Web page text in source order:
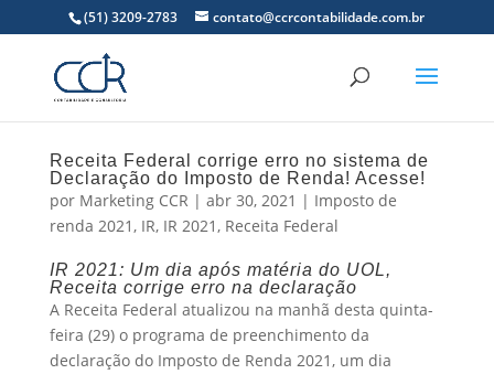
(51) 3209-2783 contato@ccrcontabilidade.com.br
Receita Federal corrige erro no sistema de
Declaração do Imposto de Renda! Acesse!
por Marketing CCR | abr 30, 2021 | Imposto de
renda 2021, IR, IR 2021, Receita Federal
IR 2021: Um dia após matéria do UOL,
Receita corrige erro na declaração
A Receita Federal atualizou na manhã desta quinta-
feira (29) o programa de preenchimento da
declaração do Imposto de Renda 2021, um dia